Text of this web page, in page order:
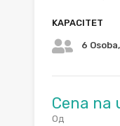
KAPACITET
6
Cena na
Од